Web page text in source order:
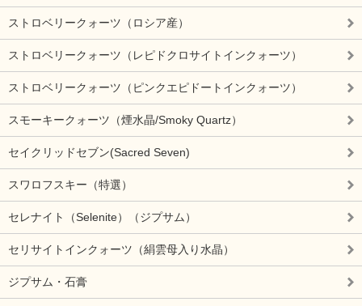
ストロベリークォーツ（ロシア産）
ストロベリークォーツ（レピドクロサイトインクォーツ）
ストロベリークォーツ（ピンクエピドートインクォーツ）
スモーキークォーツ（煙水晶/Smoky Quartz）
セイクリッドセブン(Sacred Seven)
スワロフスキー（特選）
セレナイト（Selenite）（ジプサム）
セリサイトインクォーツ（絹雲母入り水晶）
ジプサム・石膏